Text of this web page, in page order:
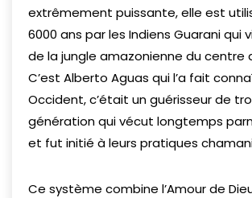
extrêmement puissante, elle est
6000 ans par les Indiens Guarani qui
de la jungle amazonienne du centre
C’est Alberto Aguas qui l’a fait
Occident, c’était un guérisseur de
génération qui vécut longtemps
et fut initié à leurs pratiques
Ce système combine l’Amour de